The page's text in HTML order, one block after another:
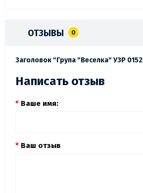
ОТЗЫВЫ 0
Заголовок "Група "Веселка" УЗР 0152
Написать отзыв
Ваше имя:
Ваш отзыв